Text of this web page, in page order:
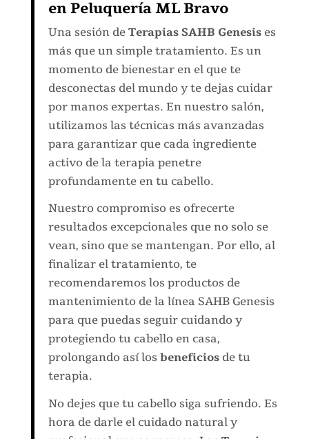
en Peluquería ML Bravo
Una sesión deTerapias SAHB Genesises
más que un simple tratamiento. Es un
momento de bienestar en el que te
desconectas del mundo y te dejas cuidar
por manos expertas. En nuestro salón,
utilizamos las técnicas más avanzadas
para garantizar que cada ingrediente
activo de la terapia penetre
profundamente en tu cabello.
Nuestro compromiso es ofrecerte
resultados excepcionales que no solo se
vean, sino que se mantengan. Por ello, al
finalizar el tratamiento, te
recomendaremos los productos de
mantenimiento de la línea SAHB Genesis
para que puedas seguir cuidando y
protegiendo tu cabello en casa,
prolongando así los beneficiosde tu
terapia.
No dejes que tu cabello siga sufriendo. Es
hora de darle el cuidado natural y